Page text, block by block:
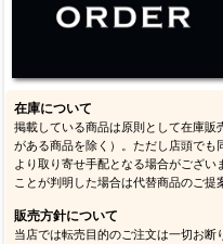
在庫について
掲載している商品は原則として在庫
がある商品を除く）。ただし店頭でも
より取り寄せ手配となる場合がござ
ことが判明した場合は代替商品のご提
販売方針について
当店では転売目的のご注文は一切お